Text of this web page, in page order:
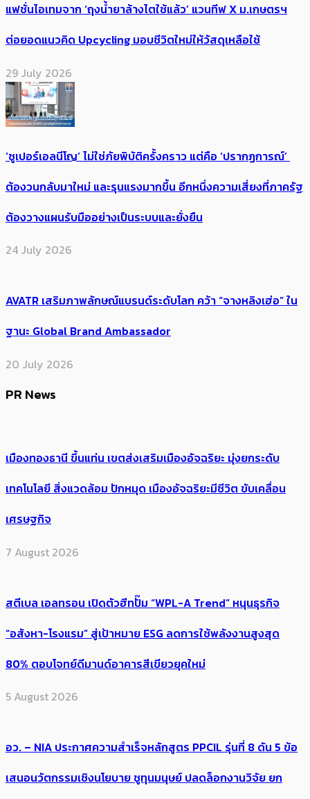
แฟชั่นไอเทมจาก ‘ถุงน้ำยาล้างไตใช้แล้ว’ แวนทีฟ X ม.เกษตรฯ
ต่อยอดแนวคิด Upcycling มอบชีวิตใหม่ให้วัสดุเหลือใช้
29 July 2026
‘ซูเปอร์เอลนีโญ’ ไม่ใช่ภัยพิบัติครั้งคราว แต่คือ ‘ปรากฏการณ์’ ​
ต้อง​วนกลับมาใหม่ และรุนแรงมากขึ้น อีกหนึ่งความเสี่ยงที่ภาครัฐ
ต้องวางแผนรับมืออย่างเป็นระบบและยั่งยืน
24 July 2026
AVATR เสริมภาพลักษณ์แบรนด์ระดับโลก คว้า “จางหลิงเฮ่อ” ใน
ฐานะ Global Brand Ambassador
20 July 2026
PR News
เมืองทองธานี ขึ้นแท่น เขตส่งเสริมเมืองอัจฉริยะ มุ่งยกระดับ
เทคโนโลยี สิ่งแวดล้อม ปักหมุด เมืองอัจฉริยะมีชีวิต ขับเคลื่อน
เศรษฐกิจ
7 August 2026
สตีเบล เอลทรอน เปิดตัวฮีทปั๊ม “WPL-A Trend” หนุนธุรกิจ
“อสังหา-โรงแรม” สู่เป้าหมาย ESG ลดการใช้พลังงานสูงสุด
80% ตอบโจทย์ดีมานด์อาคารสีเขียวยุคใหม่
5 August 2026
อว. – NIA ประกาศความสำเร็จหลักสูตร PPCIL รุ่นที่ 8 ดัน 5 ข้อ
เสนอนวัตกรรมเชิงนโยบาย ชูทุนมนุษย์ ปลดล็อกงานวิจัย ยก